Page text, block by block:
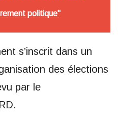
politique"
s’inscrit dans un
des élections
par le